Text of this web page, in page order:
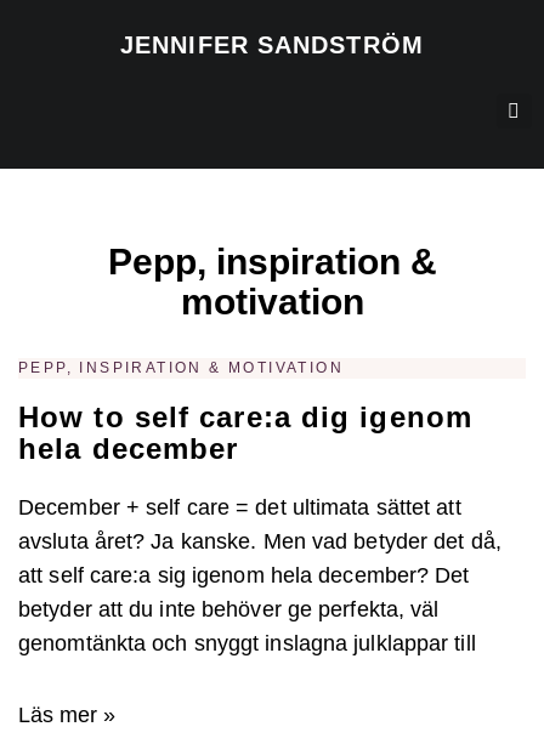
JENNIFER SANDSTRÖM
Pepp, inspiration &
motivation
PEPP, INSPIRATION & MOTIVATION
How to self care:a dig igenom
hela december
December + self care = det ultimata sättet att
avsluta året? Ja kanske. Men vad betyder det då,
att self care:a sig igenom hela december? Det
betyder att du inte behöver ge perfekta, väl
genomtänkta och snyggt inslagna julklappar till
Läs mer »